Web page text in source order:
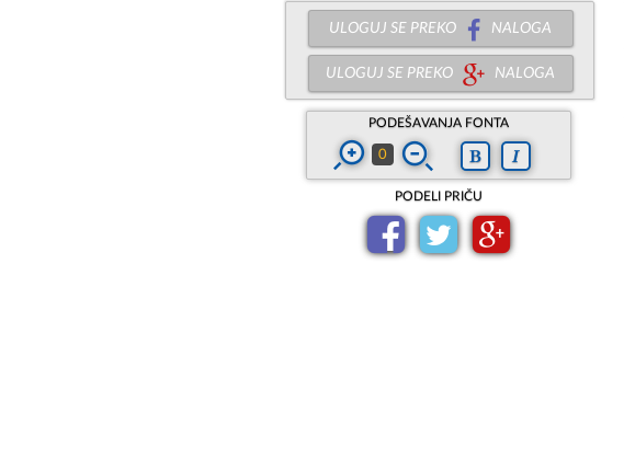
ULOGUJ SE PREKO NALOGA
ULOGUJ SE PREKO NALOGA
PODEŠAVANJA FONTA
0
PODELI PRIČU